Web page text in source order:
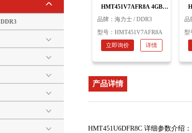
DDR3
HMT451V7AFR8A 4GB
士
品牌： 海力士 / DDR3
型号： HMT451V7AFR8A
立即询价
详情
品
型
产品详情
HMT451U6DFR8C 详细参数介绍：